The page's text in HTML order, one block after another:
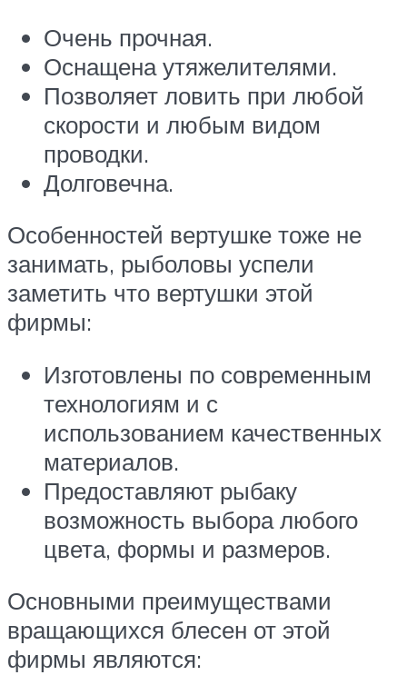
Очень прочная.
Оснащена утяжелителями.
Позволяет ловить при любой
скорости и любым видом
проводки.
Долговечна.
Особенностей вертушке тоже не
занимать, рыболовы успели
заметить что вертушки этой
фирмы:
Изготовлены по современным
технологиям и с
использованием качественных
материалов.
Предоставляют рыбаку
возможность выбора любого
цвета, формы и размеров.
Основными преимуществами
вращающихся блесен от этой
фирмы являются: